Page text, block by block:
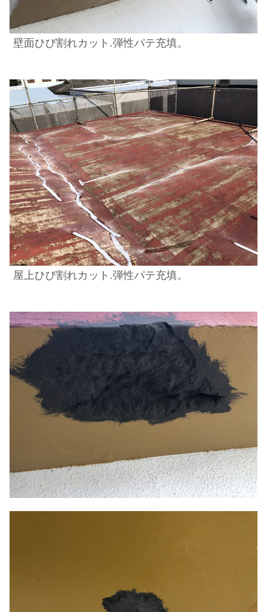
壁面ひび割れカット.弾性パテ充填。
屋上ひび割れカット.弾性パテ充填。